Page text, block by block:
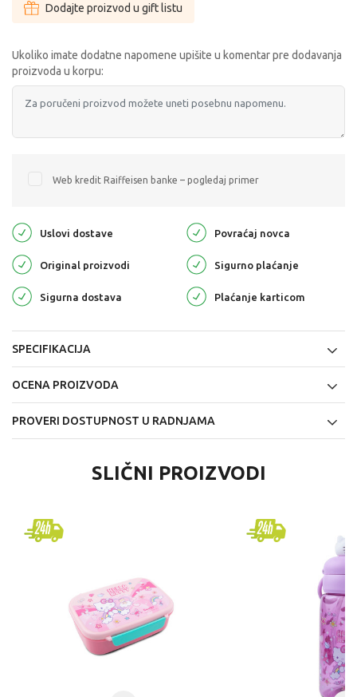
Dodajte proizvod u gift listu
Ukoliko imate dodatne napomene upišite u komentar pre dodavanja
proizvoda u korpu:
Web kredit Raiffeisen banke – pogledaj primer
Uslovi dostave Povraćaj novca
Original proizvodi Sigurno plaćanje
Sigurna dostava Plaćanje karticom
SPECIFIKACIJA
OCENA PROIZVODA
PROVERI DOSTUPNOST U RADNJAMA
SLIČNI PROIZVODI